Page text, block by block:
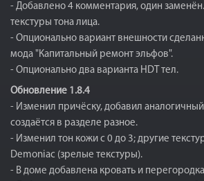
- Добавлено 4 комментария, один
текстуры тона лица.
- Опционально вариант внешности
мода "Капитальный ремонт эльфов".
- Опционально два варианта HDT тел.
Обновление 1.8.4
- Изменил причёску, добавил
создаётся в разделе разное.
- Изменил тон кожи с 0 до 3; другие
Demoniac (зрелые текстуры).
- В доме добавлена кровать и